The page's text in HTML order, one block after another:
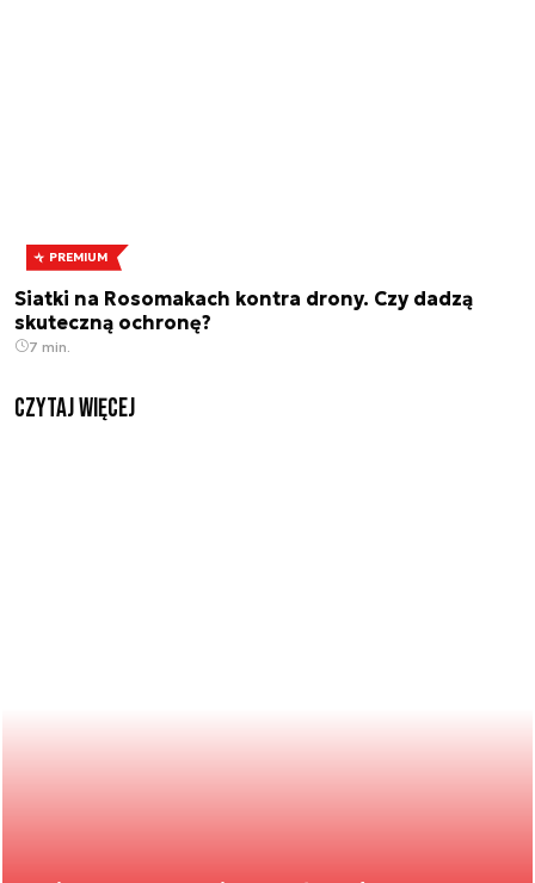
PREMIUM
Siatki na Rosomakach kontra drony. Czy dadzą
skuteczną ochronę?
7 min.
czytaj więcej